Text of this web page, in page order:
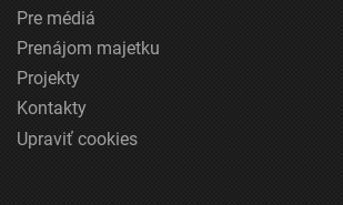
Pre médiá
Prenájom majetku
Projekty
Kontakty
Upraviť cookies